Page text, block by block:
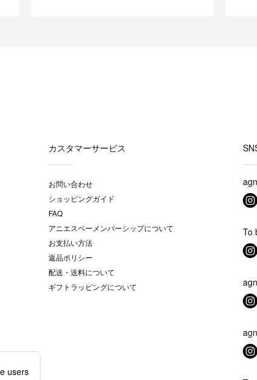
カスタマーサービス
お問い合わせ
ショッピングガイド
FAQ
アニエスベーメンバーシップについて
お支払い方法
返品ポリシー
配送・送料について
ギフトラッピングについて
To